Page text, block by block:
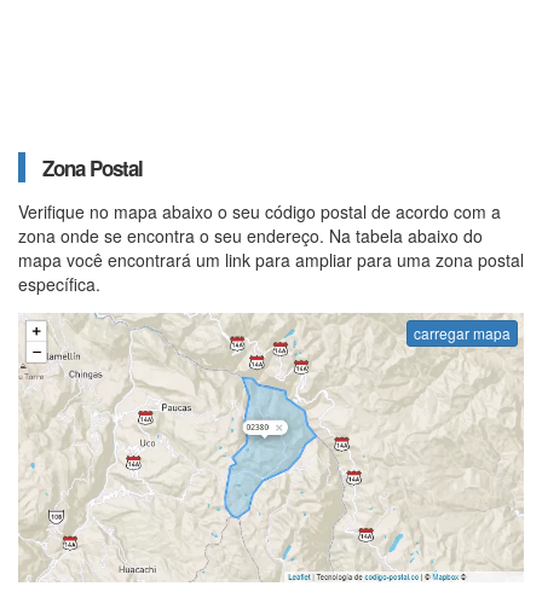
Zona Postal
Verifique no mapa abaixo o seu código postal de acordo com a
zona onde se encontra o seu endereço. Na tabela abaixo do
mapa você encontrará um link para ampliar para uma zona postal
específica.
carregar mapa